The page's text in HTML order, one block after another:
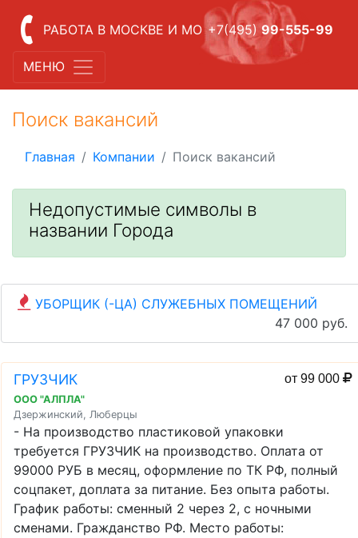
РАБОТА В МОСКВЕ И МО +7(495) 99-555-99
МЕНЮ
Поиск вакансий
Главная Компании Поиск вакансий
Недопустимые символы в
названии Города
УБОРЩИК (-ЦА) СЛУЖЕБНЫХ ПОМЕЩЕНИЙ
47 000 руб.
ГРУЗЧИК от 99 000
ООО "АЛПЛА"
Дзержинский, Люберцы
- На производство пластиковой упаковки
требуется ГРУЗЧИК на производство. Оплата от
99000 РУБ в месяц, оформление по ТК РФ, полный
соцпакет, доплата за питание. Без опыта работы.
График работы: сменный 2 через 2, с ночными
сменами. Гражданство РФ. Место работы: